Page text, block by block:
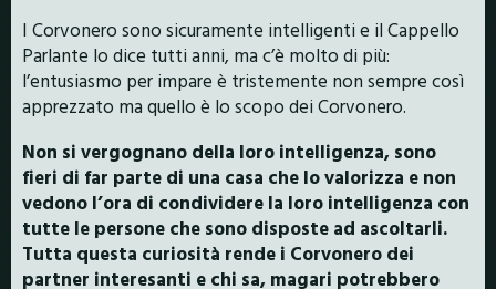
I Corvonero sono sicuramente intelligenti e il Cappello
Parlante lo dice tutti anni, ma c’è molto di più:
l’entusiasmo per impare è tristemente non sempre così
apprezzato ma quello è lo scopo dei Corvonero.
Non si vergognano della loro intelligenza, sono
fieri di far parte di una casa che lo valorizza e non
vedono l’ora di condividere la loro intelligenza con
tutte le persone che sono disposte ad ascoltarli.
Tutta questa curiosità rende i Corvonero dei
partner interesanti e chi sa, magari potrebbero